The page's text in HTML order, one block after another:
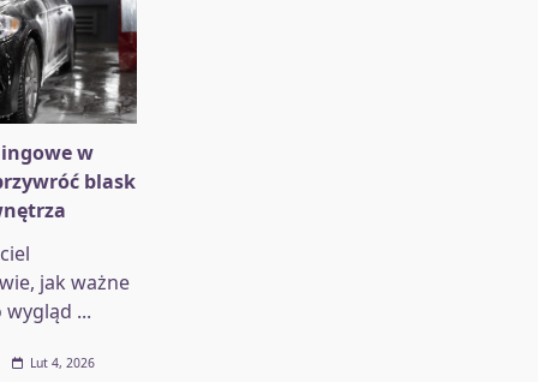
w
blask
jak ważne
wygląd ...
Lut 4, 2026